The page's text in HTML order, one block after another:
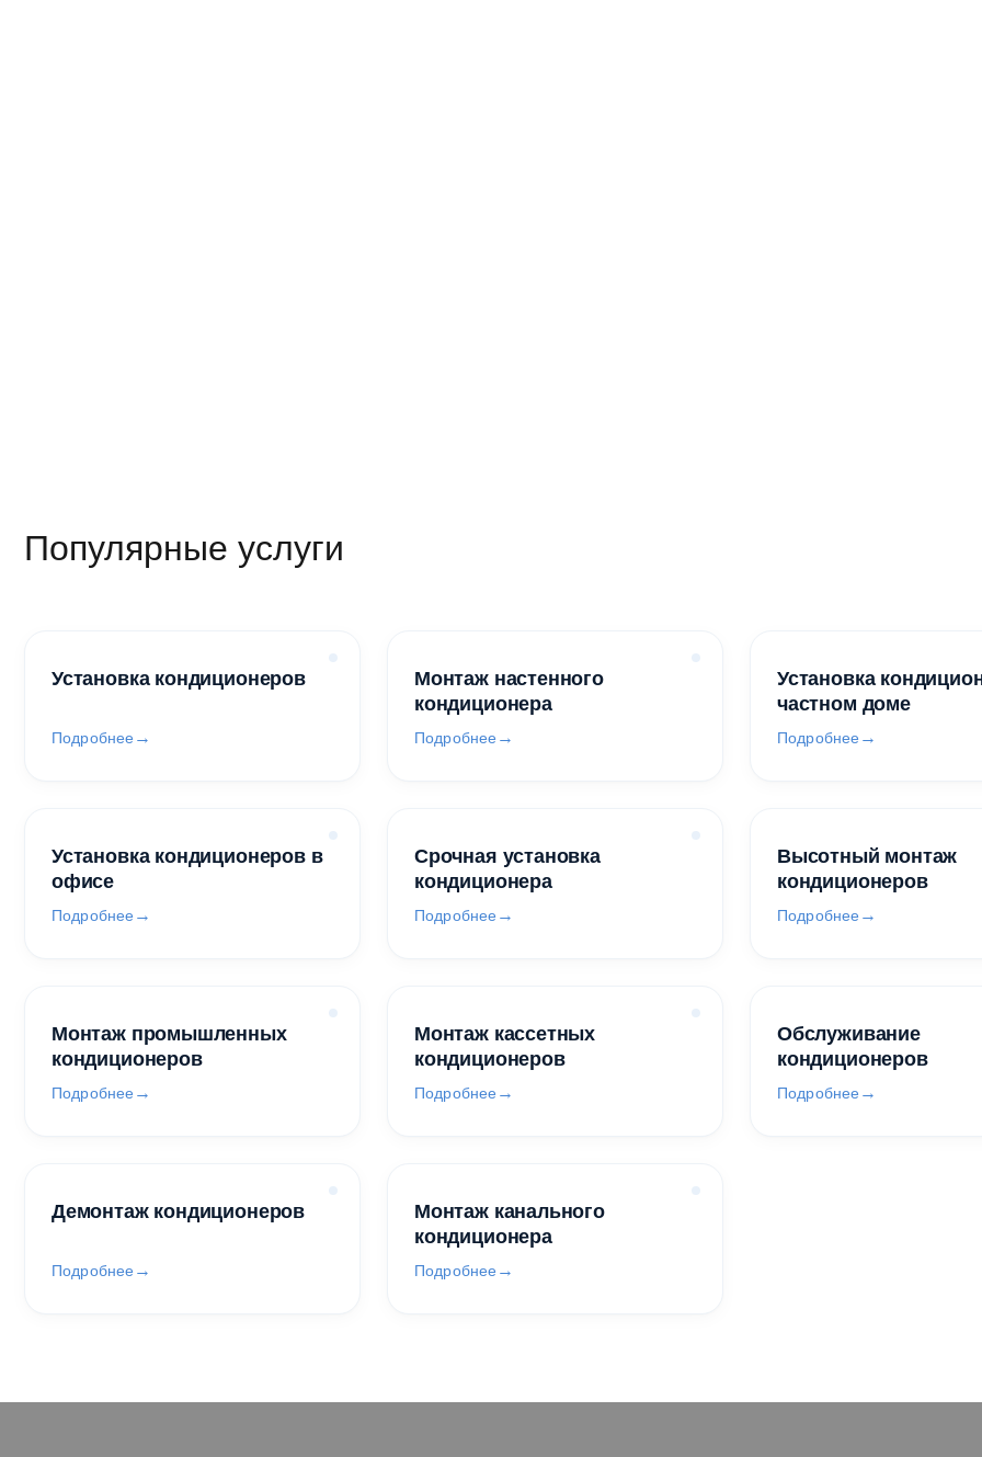
Популярные услуги
Установка кондиционеров
Подробнее
Монтаж настенного
кондиционера
Подробнее
Установка
частном доме
Подробнее
Установка кондиционеров в
офисе
Подробнее
Срочная установка
кондиционера
Подробнее
Высотный монтаж
кондиционеров
Подробнее
Монтаж промышленных
кондиционеров
Подробнее
Монтаж кассетных
кондиционеров
Подробнее
Обслуживание
кондиционеров
Подробнее
Демонтаж кондиционеров
Подробнее
Монтаж канального
кондиционера
Подробнее